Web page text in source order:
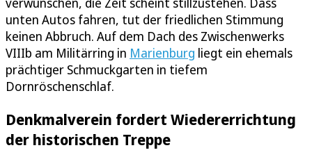
unten Autos fahren, tut der friedlichen Stimmung
keinen Abbruch. Auf dem Dach des Zwischenwerks
VIIIb am Militärring in Marienburg liegt ein ehemals
prächtiger Schmuckgarten in tiefem
Dornröschenschlaf.
Denkmalverein fordert Wiedererrichtung
der historischen Treppe